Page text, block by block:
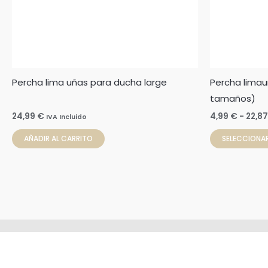
Percha lima uñas para ducha large
24,99 € IVA Incluido
AÑADIR AL CARRITO
Percha
tamaños)
4,99 € -